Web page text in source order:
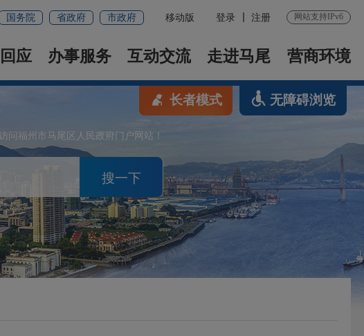
国务院 省政府 市政府 移动版 登录 注册 网站支持IPv6
应 办事服务 互动交流 走进马尾 营商环境
问福州市马尾区人民政府门户网站！
搜一下
长者模式 无障碍浏览